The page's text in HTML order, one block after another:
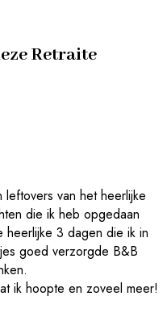
Retraite
van het heerlijke
die ik heb opgedaan
heerlijke 3 dagen die ik in
goed verzorgde B&B
ik hoopte en zoveel meer!